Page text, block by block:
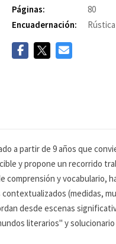
Páginas:
80
Encuadernación:
Rústica
a partir de 9 años que
y propone un recorrido
comprensión y vocabulario,
(medidas,
desde escenas
literarios" y